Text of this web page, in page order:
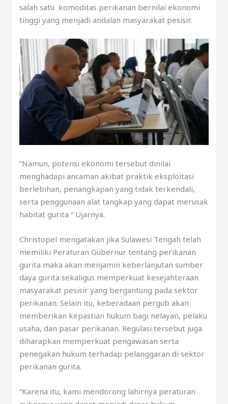
salah satu komoditas perikanan bernilai ekonomi
tinggi yang menjadi andalan masyarakat pesisir.
“Namun, potensi ekonomi tersebut dinilai
menghadapi ancaman akibat praktik eksploitasi
berlebihan, penangkapan yang tidak terkendali,
serta penggunaan alat tangkap yang dapat merusak
habitat gurita “ Ujarnya.
Christopel mengatakan jika Sulawesi Tengah telah
memiliki Peraturan Gubernur tentang perikanan
gurita maka akan menjamin keberlanjutan sumber
daya gurita sekaligus memperkuat kesejahteraan
masyarakat pesisir yang bergantung pada sektor
perikanan. Selain itu, keberadaan pergub akan
memberikan kepastian hukum bagi nelayan, pelaku
usaha, dan pasar perikanan. Regulasi tersebut juga
diharapkan memperkuat pengawasan serta
penegakan hukum terhadap pelanggaran di sektor
perikanan gurita.
“Karena itu, kami mendorong lahirnya peraturan